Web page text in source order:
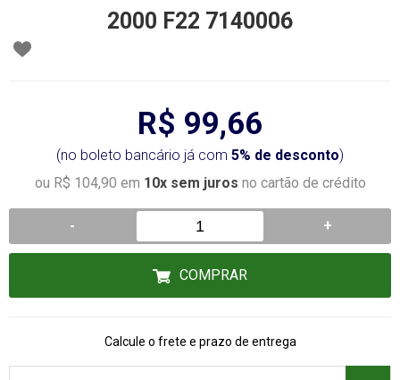
2000 F22 7140006
R$ 99,66
(no boleto bancário já com 5% de desconto)
ou R$ 104,90 em 10x sem juros no cartão de crédito
- +
COMPRAR
Calcule o frete e prazo de entrega